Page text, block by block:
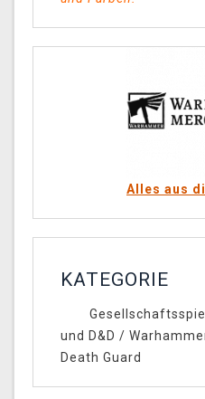
Alles aus
KATEGORIE
und D&D /
Death Guard